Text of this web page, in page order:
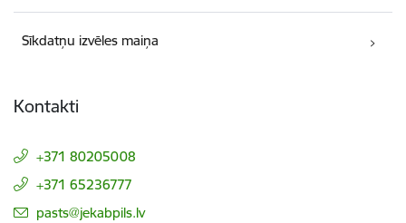
Sīkdatņu izvēles maiņa
Kontakti
+371 80205008
+371 65236777
E-pasts:
pasts@jekabpils.lv